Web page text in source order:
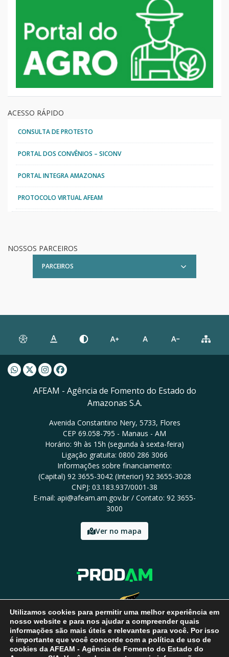
ACESSO RÁPIDO
CONSULTA DE PROTESTO
PORTAL DOS CONVÊNIOS – SICONV
PORTAL INTEGRA AMAZONAS
PROTOCOLO VIRTUAL AFEAM
NOSSOS PARCEIROS
PARCEIROS
Whatsapp AFEAM
Twitter AFEAM
Instagram AFEAM
Facebook AFEAM
AFEAM - Agência de Fomento do Estado do
Amazonas S.A.
Avenida Constantino Nery, 5733, Flores
CEP 69.058-795 - Manaus - AM
Horário: 9h às 15h (segunda à sexta-feira)
Ligação gratuita: 0800 286 3066
Informações sobre financiamento:
(Capital) 92 3655-3042 (Interior) 92 3655-3028
CNPJ: 03.183.937/0001-38
E-mail: api@afeam.am.gov.br / Contato: 92 3655-
3000
Ver no mapa
Utilizamos cookies para permitir uma melhor experiência em
nosso website e para nos ajudar a compreender quais
informações são mais úteis e relevantes para você. Por isso
é importante que você concorde com a política de uso de
cookies da AFEAM - Agência de Fomento do Estado do